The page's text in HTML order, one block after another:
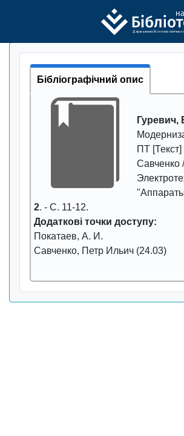
Державного бі отехно логічно г
Бібліографічний опис
Гуревич,
ПТ
Савченко
2. - С. 11-12.
Додаткові точки доступу:
Покатаев, А. И.
Савченко, Петр Ильич (24.03)